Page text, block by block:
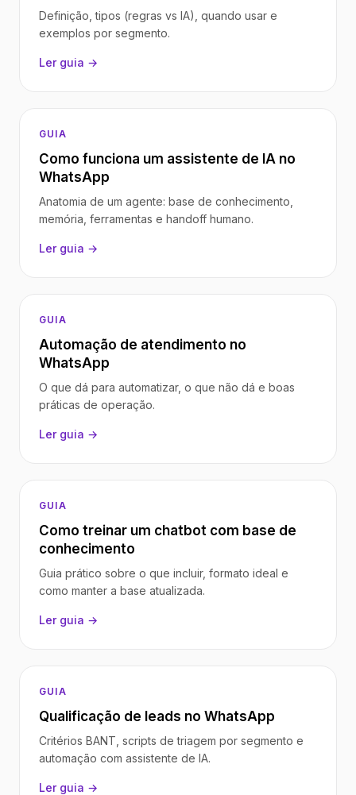
Definição, tipos (regras vs IA), quando usar e
exemplos por segmento.
Ler guia →
GUIA
Como funciona um assistente de IA no
WhatsApp
Anatomia de um agente: base de conhecimento,
memória, ferramentas e handoff humano.
Ler guia →
GUIA
Automação de atendimento no
WhatsApp
O que dá para automatizar, o que não dá e boas
práticas de operação.
Ler guia →
GUIA
Como treinar um chatbot com base de
conhecimento
Guia prático sobre o que incluir, formato ideal e
como manter a base atualizada.
Ler guia →
GUIA
Qualificação de leads no WhatsApp
Critérios BANT, scripts de triagem por segmento e
automação com assistente de IA.
Ler guia →